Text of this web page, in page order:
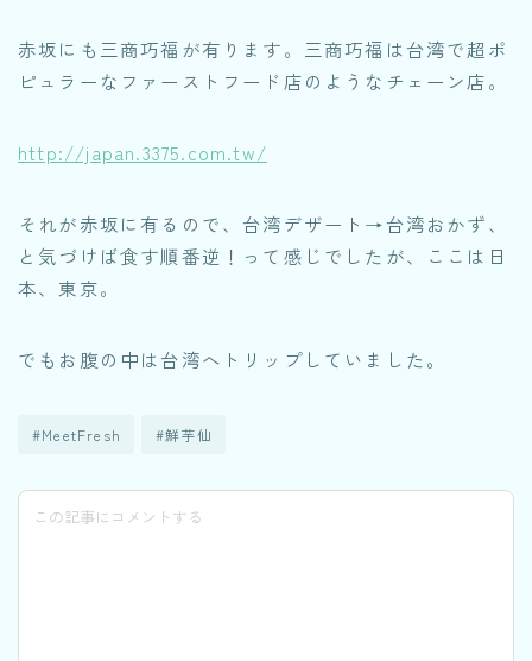
赤坂にも三商巧福が有ります。三商巧福は台湾で超ポ
ピュラーなファーストフード店のようなチェーン店。
http://japan.3375.com.tw/
それが赤坂に有るので、台湾デザート→台湾おかず、
と気づけば食す順番逆！って感じでしたが、ここは日
本、東京。
でもお腹の中は台湾へトリップしていました。
#MeetFresh #鮮芋仙